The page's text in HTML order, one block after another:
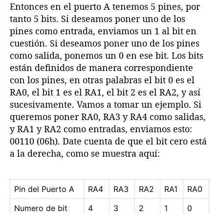
Entonces en el puerto A tenemos 5 pines, por
tanto 5 bits. Si deseamos poner uno de los
pines como entrada, enviamos un 1 al bit en
cuestión. Si deseamos poner uno de los pines
como salida, ponemos un 0 en ese bit. Los bits
están definidos de manera correspondiente
con los pines, en otras palabras el bit 0 es el
RA0, el bit 1 es el RA1, el bit 2 es el RA2, y así
sucesivamente. Vamos a tomar un ejemplo. Si
queremos poner RA0, RA3 y RA4 como salidas,
y RA1 y RA2 como entradas, enviamos esto:
00110 (06h). Date cuenta de que el bit cero está
a la derecha, como se muestra aquí:
Pin del Puerto A RA4 RA3 RA2 RA1
RA0
Numero de bit
4 3 2 1
0